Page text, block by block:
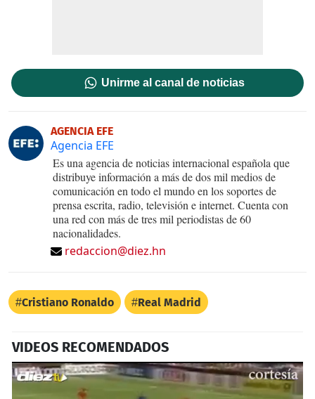
Unirme al canal de noticias
AGENCIA EFE
Agencia EFE
Es una agencia de noticias internacional española que
distribuye información a más de dos mil medios de
comunicación en todo el mundo en los soportes de
prensa escrita, radio, televisión e internet. Cuenta con
una red con más de tres mil periodistas de 60
nacionalidades.
redaccion@diez.hn
Cristiano Ronaldo Real Madrid
VIDEOS RECOMENDADOS